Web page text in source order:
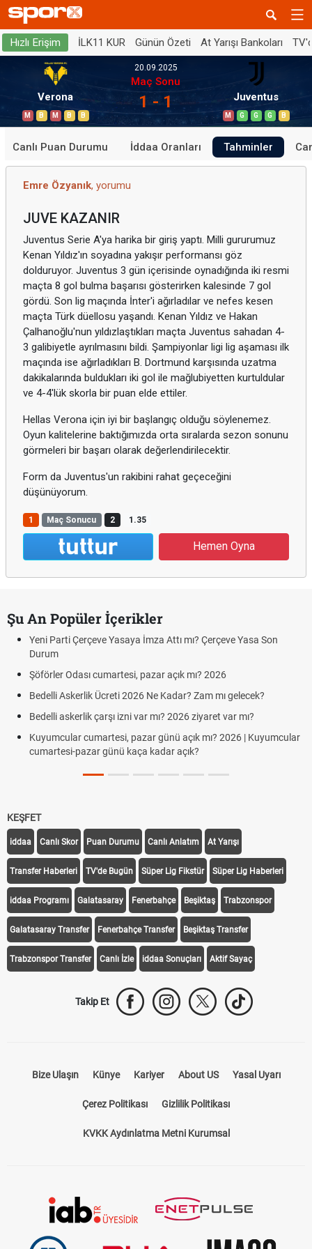
Hızlı Erişim İLK11 KUR Günün Özeti At Yarışı Bankoları
Verona
M B M B B
20.09.2025
Maç Sonu
1 - 1 Juventus
M G G G B
Canlı Puan Durumu İddaa Oranları Tahminler
Emre Özyanık, yorumu
JUVE KAZANIR
Juventus Serie A'ya harika bir giriş yaptı. Milli gururumuz
Kenan Yıldız'ın soyadına yakışır performansı göz
dolduruyor. Juventus 3 gün içerisinde oynadığında iki resmi
maçta 8 gol bulma başarısı gösterirken kalesinde 7 gol
gördü. Son lig maçında İnter'i ağırladılar ve nefes kesen
maçta Türk düellosu yaşandı. Kenan Yıldız ve Hakan
Çalhanoğlu'nun yıldızlaştıkları maçta Juventus sahadan 4-
3 galibiyetle ayrılmasını bildi. Şampiyonlar ligi lig aşaması ilk
maçında ise ağırladıkları B. Dortmund karşısında uzatma
dakikalarında buldukları iki gol ile mağlubiyetten kurtuldular
ve 4-4'lük skorla bir puan elde ettiler.
Hellas Verona için iyi bir başlangıç olduğu söylenemez.
Oyun kalitelerine baktığımızda orta sıralarda sezon sonunu
görmeleri bir başarı olarak değerlendirilecektir.
Form da Juventus'un rakibini rahat geçeceğini
düşünüyorum.
1 Maç Sonucu 2 1.35
Hemen Oyna
Şu An Popüler İçerikler
Yeni Parti Çerçeve Yasaya İmza Attı mı? Çerçeve Yasa Son
Durum
Şöförler Odası cumartesi, pazar açık mı? 2026
Bedelli Askerlik Ücreti 2026 Ne Kadar? Zam mı gelecek?
Bedelli askerlik çarşı izni var mı? 2026 ziyaret var mı?
Kuyumcular cumartesi, pazar günü açık mı? 2026 | Kuyumcular
cumartesi-pazar günü kaça kadar açık?
KEŞFET
iddaa Canlı Skor Puan Durumu Canlı Anlatım At Yarışı
Transfer Haberleri TV'de Bugün Süper Lig Fikstür Süper Lig Haberleri
iddaa Programı Galatasaray Fenerbahçe Beşiktaş Trabzonspor
Galatasaray Transfer Fenerbahçe Transfer Beşiktaş Transfer
Trabzonspor Transfer Canlı İzle iddaa Sonuçları Aktif Sayaç
Takip Et
Bize Ulaşın Künye Kariyer About US Yasal Uyarı
Çerez Politikası Gizlilik Politikası
KVKK Aydınlatma Metni Kurumsal